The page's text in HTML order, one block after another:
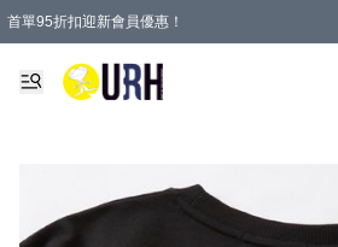
首單95折扣迎新會員優惠！
特選會員可享全單低至 95 折優惠！
單一訂單滿HKD600(澳門HKD800)包郵寄順豐送到